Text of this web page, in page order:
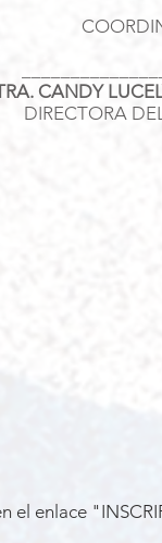
CANDY
DIRECTORA
el enlace